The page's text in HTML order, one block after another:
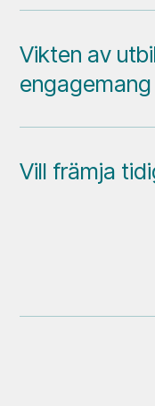
Vikten av
engagemang
Vill främja